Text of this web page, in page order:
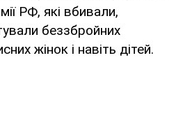
РФ, які вбивали,
беззбройних
жінок і навіть дітей.